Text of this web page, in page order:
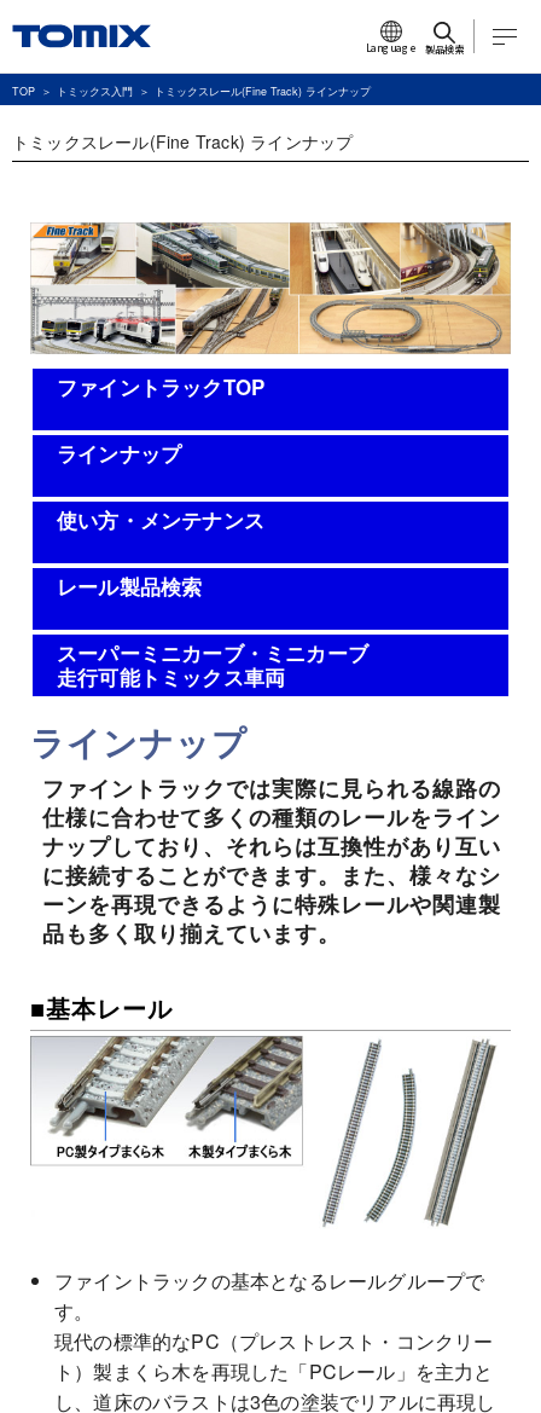
Language 製品検索
TOP トミックス入門 トミックスレール(Fine Track) ラインナップ
トミックスレール(Fine Track) ラインナップ
ファイントラックTOP
ラインナップ
使い方・メンテナンス
レール製品検索
スーパーミニカーブ・ミニカーブ
走行可能トミックス車両
ラインナップ
ファイントラックでは実際に見られる線路の
仕様に合わせて多くの種類のレールをライン
ナップしており、それらは互換性があり互い
に接続することができます。また、様々なシ
ーンを再現できるように特殊レールや関連製
品も多く取り揃えています。
■基本レール
ファイントラックの基本となるレールグループで
す。
現代の標準的なPC（プレストレスト・コンクリー
ト）製まくら木を再現した「PCレール」を主力と
し、道床のバラストは3色の塗装でリアルに再現し